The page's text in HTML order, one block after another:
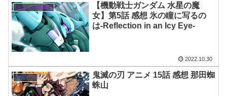
GQux_水星魔女
【機動戦士ガンダム 水星の魔
女】第5話 感想 氷の瞳に写るの
は-Reflection in an Icy Eye-
2022.10.30
鬼滅の刃
鬼滅の刃 アニメ 15話 感想 那田蜘
蛛山